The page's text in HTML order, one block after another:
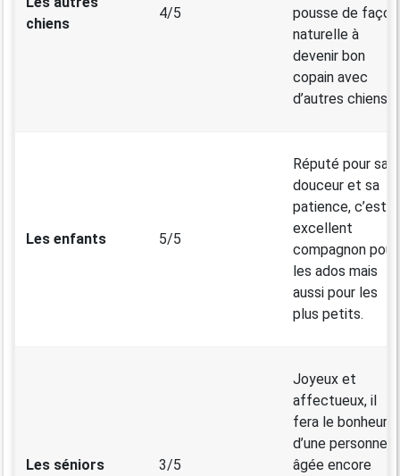
chiens
4/5
pousse de façon
naturelle à
devenir bon
copain avec
d’autres chiens.
Les enfants 5/5
Réputé pour sa
douceur et sa
patience, c’est
excellent
compagnon pour
les ados mais
aussi pour les
plus petits.
Les séniors 3/5
Joyeux et
affectueux, il
fera le bonheur
d’une personne
âgée encore